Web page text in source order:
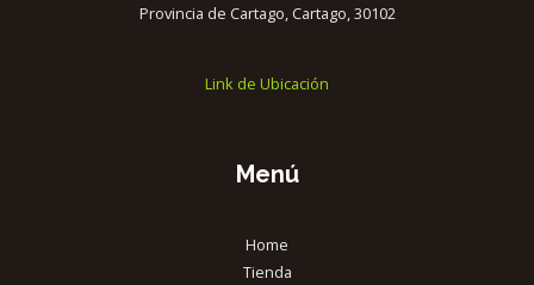
Provincia de Cartago, Cartago, 30102
Link de Ubicación
Menú
Home
Tienda